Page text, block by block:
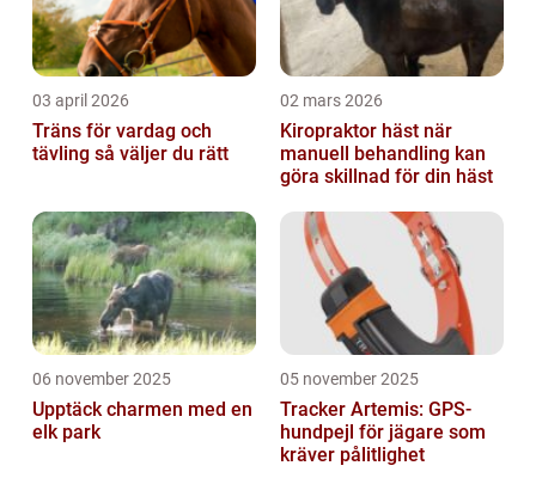
03 april 2026
Träns för vardag och
tävling så väljer du rätt
02 mars 2026
Kiropraktor häst när
manuell behandling kan
göra skillnad för din häst
06 november 2025
Upptäck charmen med en
elk park
05 november 2025
Tracker Artemis: GPS-
hundpejl för jägare som
kräver pålitlighet